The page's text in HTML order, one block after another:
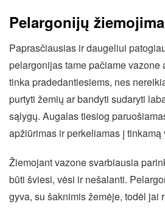
Pelargonijų
Paprasčiausias ir daugeliui
pelargonijas tame pačiame vazone
tinka pradedantiesiems, nes
purtyti žemių ar bandyti sudaryti
sąlygų. Augalas tiesiog
apžiūrimas ir perkeliamas į tinkamą
Žiemojant vazone svarbiausia
būti šviesi, vėsi ir nešalanti.
gyva, su šaknimis žemėje, todėl jai